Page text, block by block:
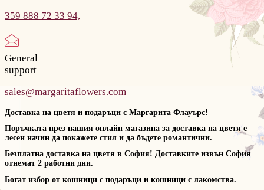
359 888 72 33 94,
General
support
sales@margaritaflowers.com
Доставка на цветя и подаръци с Маргарита Флауърс!
Поръчката през нашия онлайн магазина за доставка на цветя е
лесен начин да покажете стил и да бъдете романтични.
Безплатна доставка на цветя в София! Доставките извън София
отнемат 2 работни дни.
Богат избор от кошници с подаръци и кошници с лакомства.